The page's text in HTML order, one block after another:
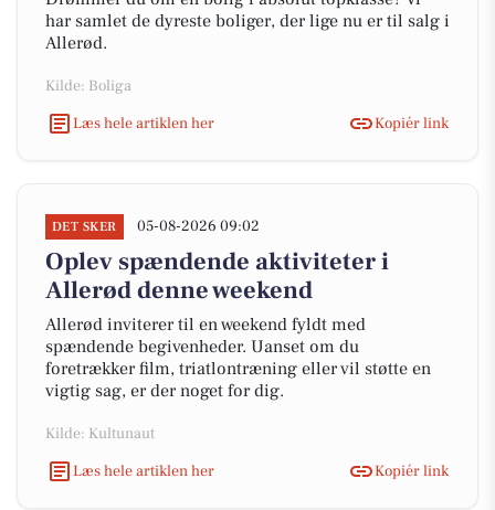
har samlet de dyreste boliger, der lige nu er til salg i
Allerød.
Kilde: Boliga
Læs hele artiklen her
Kopiér link
DET SKER 05-08-2026 09:02
Oplev spændende aktiviteter i
Allerød denne weekend
Allerød inviterer til en weekend fyldt med
spændende begivenheder. Uanset om du
foretrækker film, triatlontræning eller vil støtte en
vigtig sag, er der noget for dig.
Kilde: Kultunaut
Læs hele artiklen her
Kopiér link